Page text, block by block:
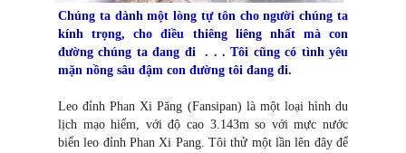
Chúng ta dành một lòng tự tôn cho người chúng ta
kính trọng, cho điều thiêng liêng nhất mà con
đường chúng ta đang đi . . . Tôi cũng có tình yêu
mặn nồng sâu đậm con đường tôi đang đi.
Leo đỉnh Phan Xi Păng (Fansipan) là một loại hình du
lịch mạo hiểm, với độ cao 3.143m so với mực nước
biển leo đỉnh Phan Xi Pang. Tôi thử một lần lên đây để